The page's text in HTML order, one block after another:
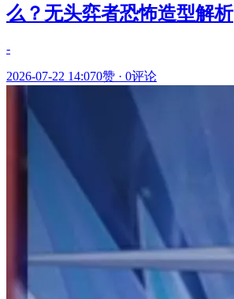
么？无头弈者恐怖造型解析
-
2026-07-22 14:070赞 · 0评论